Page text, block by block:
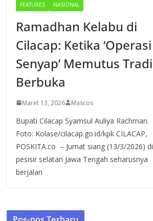
FEATURES NASIONAL
Ramadhan Kelabu di
Cilacap: Ketika ‘Operasi
Senyap’ Memutus
Berbuka
Maret 13, 2026 Mascos
Bupati Cilacap Syamsul Auliya Rachman.
Foto: Kolase/cilacap.go.id/kpk CILACAP,
POSKITA.co – Jumat siang (13/3/2026) di
pesisir selatan Jawa Tengah seharusnya
berjalan